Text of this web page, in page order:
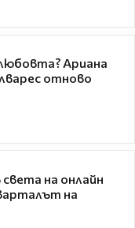
Ариана
отново
света на онлайн
на